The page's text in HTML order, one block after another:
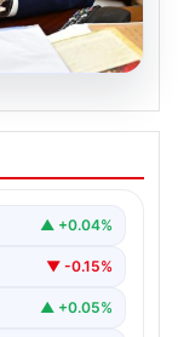
“ Milliyetçi
▲ +0.04%
▼ -0.15%
▲ +0.05%